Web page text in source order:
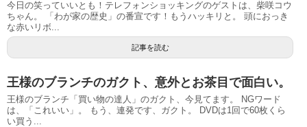
今日の笑っていいとも！テレフォンショッキングのゲストは、柴咲コウ
ちゃん。 「わが家の歴史」の番宣です！もうハッキリと。 頭におっき
な赤いリボ...
記事を読む
王様のブランチのガクト、意外とお茶目で面白い。
王様のブランチ「買い物の達人」のガクト、今見てます。 NGワード
は、「これいい」。 もう、連発です、ガクト。 DVDは1回で60枚くら
い買う...